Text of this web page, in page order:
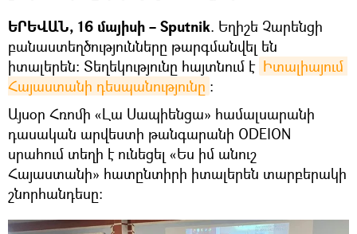
ԵՐԵՎԱՆ, 16 մայիսի – Sputnik. Եղիշե Չարենցի
բանաստեղծությունները թարգմանվել են
իտալերեն։ Տեղեկությունը հայտնում է Իտալիայում
Հայաստանի դեսպանությունը ։
Այսօր Հռոմի «Լա Սապիենցա» համալսարանի
դասական արվեստի թանգարանի ODEION
սրահում տեղի է ունեցել «Ես իմ անուշ
Հայաստանի» հատընտիրի իտալերեն տարբերակի
շնորհանդեսը։